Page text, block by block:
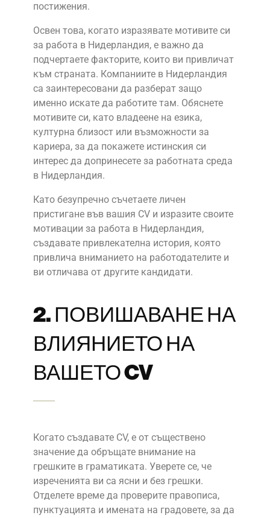
2. ПОВИШАВАНЕ НА
ВЛИЯНИЕТО НА
ВАШЕТО CV
Когато създавате CV, е от съществено
значение да обръщате внимание на
грешките в граматиката. Уверете се, че
изреченията ви са ясни и без грешки.
Отделете време да проверите правописа,
пунктуацията и имената на градовете, за да
постижения.
Освен това, когато изразявате мотивите си
за работа в Нидерландия, е важно да
подчертаете факторите, които ви привличат
към страната. Компаниите в Нидерландия
са заинтересовани да разберат защо
именно искате да работите там. Обяснете
мотивите си, като владеене на езика,
културна близост или възможности за
кариера, за да покажете истинския си
интерес да допринесете за работната среда
в Нидерландия.
Като безупречно съчетаете личен
пристигане във вашия CV и изразите своите
мотивации за работа в Нидерландия,
създавате привлекателна история, която
привлича вниманието на работодателите и
ви отличава от другите кандидати.